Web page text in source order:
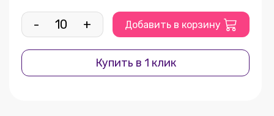
- + Добавить в корзину
Купить в 1 клик